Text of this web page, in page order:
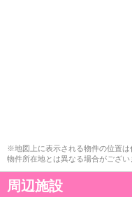
※地図上に表示される物件の位置
物件所在地とは異なる場合がござい
周辺施設